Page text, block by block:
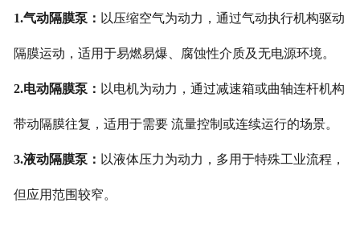
1.气动隔膜泵： 以压缩空气为动力，通过气动执行机构驱动
隔膜运动，适用于易燃易爆、腐蚀性介质及无电源环境。
2.电动隔膜泵： 以电机为动力，通过减速箱或曲轴连杆机构
带动隔膜往复，适用于需要 流量控制或连续运行的场景。
3.液动隔膜泵： 以液体压力为动力，多用于特殊工业流程，
但应用范围较窄。